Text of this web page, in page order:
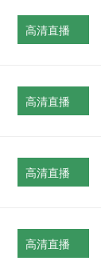
高清直播
高清直播
高清直播
高清直播